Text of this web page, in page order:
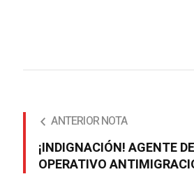
ANTERIOR NOTA
¡INDIGNACIÓN! AGENTE
OPERATIVO